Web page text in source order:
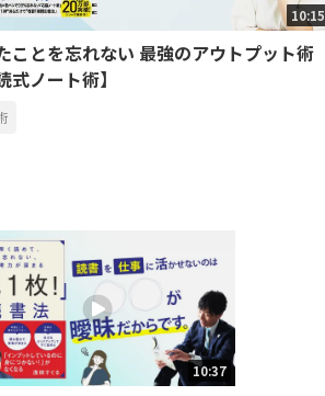
10:15
ことを忘れない 最強のアウトプット術
式ノート術】
10:37